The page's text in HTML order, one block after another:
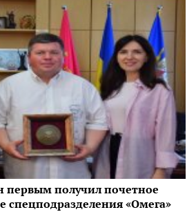
первым получил почетное
спецподразделения «Омега»